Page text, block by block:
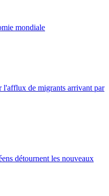
mondiale
l'afflux de migrants arrivant par
détournent les nouveaux